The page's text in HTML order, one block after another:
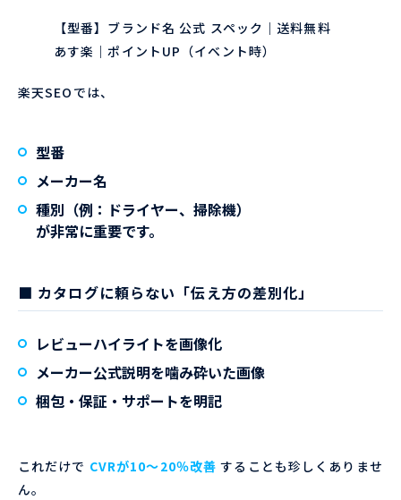
【型番】ブランド名 公式 スペック｜送料無料
あす楽｜ポイントUP（イベント時）
楽天SEOでは、
型番
メーカー名
種別（例：ドライヤー、掃除機）
が非常に重要です。
■ カタログに頼らない「伝え方の差別化」
レビューハイライトを画像化
メーカー公式説明を噛み砕いた画像
梱包・保証・サポートを明記
これだけで CVRが10〜20％改善 することも珍しくありませ
ん。